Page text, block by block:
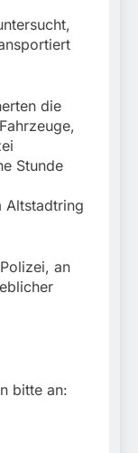
die
Stunde
Altstadtring
an
bitte an: